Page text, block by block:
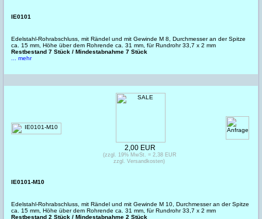
IE0101
Edelstahl-Rohrabschluss, mit Rändel und mit Gewinde M 8, Durchmesser an der Spitze
ca. 15 mm, Höhe über dem Rohrende ca. 31 mm, für Rundrohr 33,7 x 2 mm
Restbestand 7 Stück / Mindestabnahme 7 Stück
... mehr
IE0101-M10
Edelstahl-Rohrabschluss, mit Rändel und mit Gewinde M 10, Durchmesser an der Spitze
ca. 15 mm, Höhe über dem Rohrende ca. 31 mm, für Rundrohr 33,7 x 2 mm
Restbestand 2 Stück / Mindestabnahme 2 Stück
2,00 EUR
(zzgl. 19% MwSt. = 2,38 EUR
zzgl. Versandkosten)